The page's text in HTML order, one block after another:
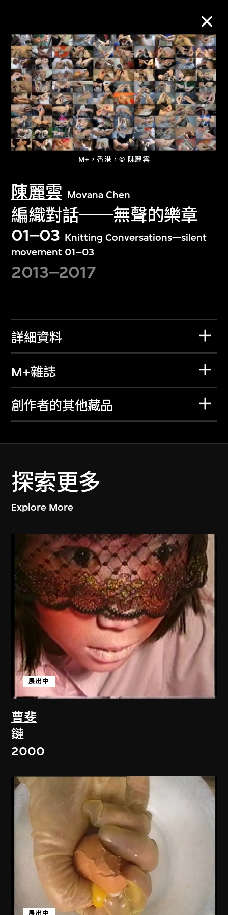
M+，香港，© 陳麗雲
陳麗雲 Movana Chen
編織對話──無聲的樂章
01–03 Knitting Conversations—silent
movement 01–03
2013–2017
詳細資料
M+雜誌
創作者的其他藏品
探索更多
Explore More
曹斐
展出中
鏈
2000
展出中
M+藏品
進一步篩選 搜索
關於M+藏品
探索世界頂級的二十及二十一世紀視覺
文化藏品。